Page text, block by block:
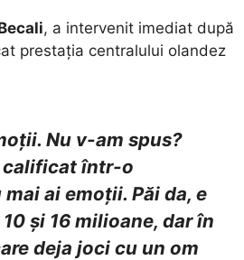
, a intervenit imediat după
prestația centralului olandez
Nu v-am spus?
calificat într-o
ai emoții. Păi da, e
și 16 milioane, dar în
deja joci cu un om